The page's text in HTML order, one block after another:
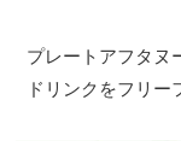
プレートアフタヌ
ドリンクをフリー